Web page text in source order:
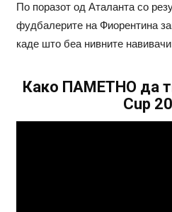
По поразот од Аталанта со
фудбалерите на Фиорентина
каде што беа нивните
Како ПАМЕТНО да
Cup